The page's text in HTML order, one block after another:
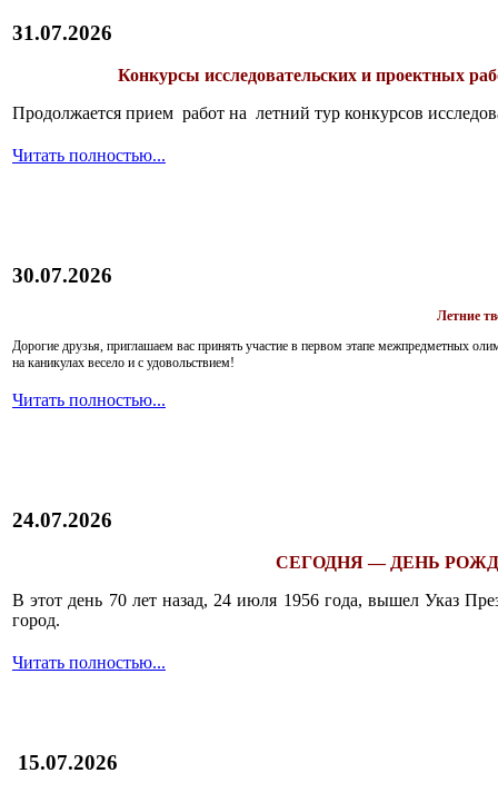
31.07.2026
Конкурсы исследовательских и проектных
Продолжается прием работ на летний тур конкурсов
Читать полностью...
30.07.2026
Летние
Дорогие друзья, приглашаем вас принять участие в первом этапе межпредметных
на каникулах весело и с удовольствием!
Читать полностью...
24.07.2026
СЕГОДНЯ — ДЕНЬ
В этот день 70 лет назад, 24 июля 1956 года, вышел Указ
город.
Читать полностью...
15.07.2026